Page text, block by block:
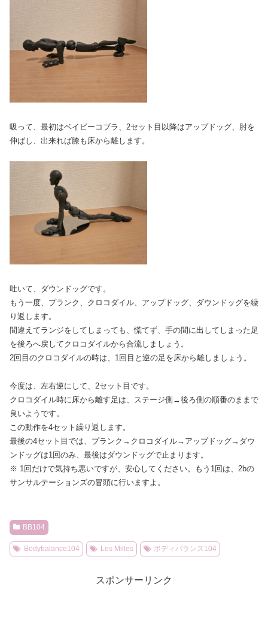
吸って、最初はベイビーコブラ、2セット目以降はアップドッグ、肘を
伸ばし、出来れば膝も床から離します。
吐いて、ダウンドッグです。
もう一度、プランク、クロコダイル、アップドッグ、ダウンドッグを繰
り返します。
間違えてランジをしてしまっても、慌てず、手の間に出してしまった足
を後ろへ戻してクロコダイルから合流しましょう。
2回目のクロコダイルの時は、1回目と逆の足を床から離しましょう。
今度は、左右逆にして、2セット目です。
クロコダイル時に床から離す足は、ステージ側→後ろ側の順番のままで
良いようです。
この動作を4セット繰り返します。
最後の4セット目では、プランク→クロコダイル→アップドッグ→ダウ
ンドッグは1回のみ、最後はダウンドッグで止まります。
※ 1回だけで気持ち悪いですが、安心してください。もう1回は、2bの
サンサルテーションズの冒頭に行いますよ。
BB104
Bodybalance104 Les Milles ボディバランス104
スポンサーリンク